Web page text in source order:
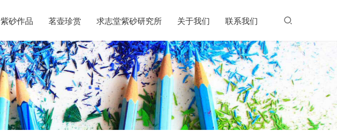
紫砂作品 茗壶珍赏 求志堂紫砂研究所 关于我们 联系我们